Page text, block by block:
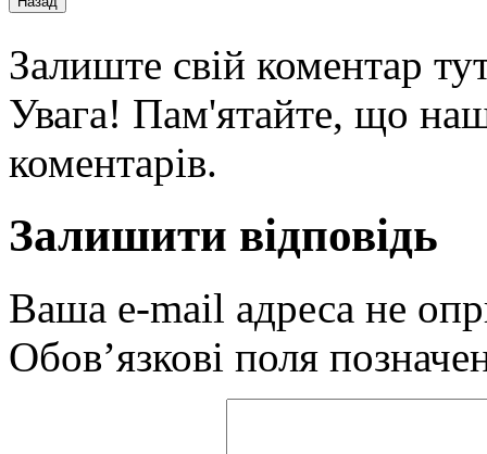
Залиште свій коментар
Увага! Пам'ятайте, що
коментарів.
Залишити відповідь
Ваша e-mail адреса не
Обов’язкові поля